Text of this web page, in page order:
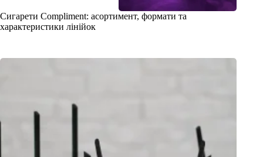
Сигарети Compliment: асортимент, формати та
характеристики лінійок